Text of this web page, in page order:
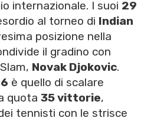
internazionale. I suoi 29
al torneo di Indian
posizione nella
il gradino con
Novak Djokovic.
è quello di scalare
quota 35 vittorie,
tennisti con le strisce